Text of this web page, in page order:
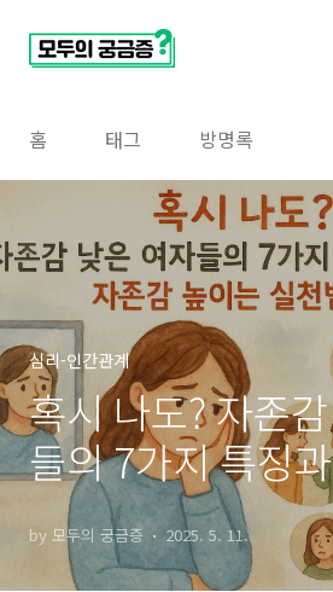
홈 태그 방명록
심리-인간관계
혹시 나도? 자존
들의 7가지 특징
이는 실천법! (자
방법, 자존감 수
by 모두의 궁금증 2025. 5. 11.